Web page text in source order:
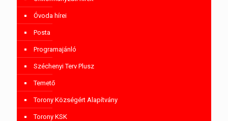
Óvoda hírei
Posta
Programajánló
Széchenyi Terv Plusz
Temető
Torony Községért Alapítvány
Torony KSK